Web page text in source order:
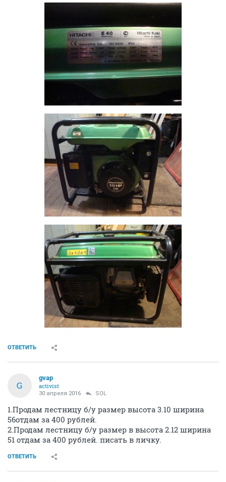
ОТВЕТИТЬ
G
gvap
activist
30 апреля 2016 SOL
1.Продам лестницу б/у размер высота 3.10 ширина
56отдам за 400 рублей.
2.Продам лестницу б/у размер в высота 2.12 ширина
51 отдам за 400 рублей. писать в личку.
ОТВЕТИТЬ